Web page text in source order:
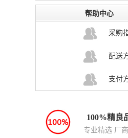
帮助中心
采购
配送
支付
100%精良
专业精选 厂